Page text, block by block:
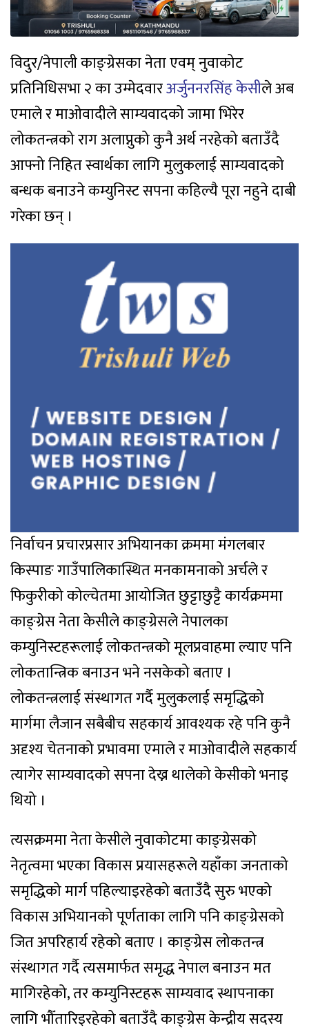
विदुर/नेपाली काङ्ग्रेसका नेता एवम् नुवाकोट
प्रतिनिधिसभा २ का उम्मेदवारअर्जुननरसिंह केसीले अब
एमाले र माओवादीले साम्यवादको जामा भिरेर
लोकतन्त्रको राग अलाप्नुको कुनै अर्थ नरहेको बताउँदै
आफ्नो निहित स्वार्थका लागि मुलुकलाई साम्यवादको
बन्धक बनाउने कम्युनिस्ट सपना कहिल्यै पूरा नहुने दाबी
गरेका छन् ।
निर्वाचन प्रचारप्रसार अभियानका क्रममा मंगलबार
किस्पाङ गाउँपालिकास्थित मनकामनाको अर्चले र
फिकुरीको कोल्चेतमा आयोजित छुट्टाछुट्टै कार्यक्रममा
काङ्ग्रेस नेता केसीले काङ्ग्रेसले नेपालका
कम्युनिस्टहरूलाई लोकतन्त्रको मूलप्रवाहमा ल्याए पनि
लोकतान्त्रिक बनाउन भने नसकेको बताए ।
लोकतन्त्रलाई संस्थागत गर्दै मुलुकलाई समृद्धिको
मार्गमा लैजान सबैबीच सहकार्य आवश्यक रहे पनि कुनै
अदृश्य चेतनाको प्रभावमा एमाले र माओवादीले सहकार्य
त्यागेर साम्यवादको सपना देख्न थालेको केसीको भनाइ
थियो ।
त्यसक्रममा नेता केसीले नुवाकोटमा काङ्ग्रेसको
नेतृत्वमा भएका विकास प्रयासहरूले यहाँका जनताको
समृद्धिको मार्ग पहिल्याइरहेको बताउँदै सुरु भएको
विकास अभियानको पूर्णताका लागि पनि काङ्ग्रेसको
जित अपरिहार्य रहेको बताए । काङ्ग्रेस लोकतन्त्र
संस्थागत गर्दै त्यसमार्फत समृद्ध नेपाल बनाउन मत
मागिरहेको, तर कम्युनिस्टहरू साम्यवाद स्थापनाका
लागि भौँतारिइरहेको बताउँदै काङ्ग्रेस केन्द्रीय सदस्य